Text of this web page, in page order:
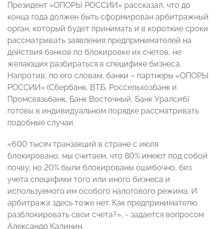
Президент «ОПОРЫ РОССИИ» рассказал, что до
конца года должен быть сформирован арбитражный
орган, который будет принимать и в короткие сроки
рассматривать заявления предпринимателей на
действия банков по блокировке их счетов, не
желающих разбираться в специфике бизнеса.
Напротив, по его словам, банки – партнеры «ОПОРЫ
РОССИИ» (Сбербанк, ВТБ, Россельхозбанк и
Промсвязьбанк, Банк Восточный, Банк Уралсиб)
готовы в индивидуальном порядке рассматривать
подобные случаи.
«600 тысяч транзакций в стране с июля
блокировано, мы считаем, что 80% имеют под собой
почву, но 20% были блокированы ошибочно, без
учета специфики того или иного бизнеса и
используемого им особого налогового режима. И
арбитража здесь тоже нет. Как предпринимателю
разблокировать свои счета?», - задается вопросом
Александр Калинин.